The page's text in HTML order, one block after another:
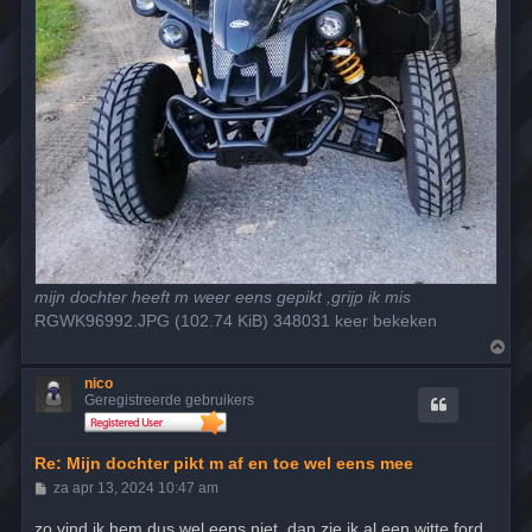
mijn dochter heeft m weer eens gepikt ,grijp ik mis
RGWK96992.JPG (102.74 KiB) 348031 keer bekeken
m
nico
Geregistreerde gebruikers
Re: Mijn dochter pikt m af en toe wel eens mee
Bza apr 13, 2024 10:47 am
zo vind ik hem dus wel eens niet ,dan zie ik al een witte ford